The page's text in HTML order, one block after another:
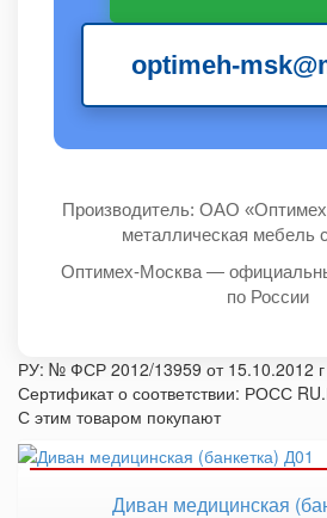
optimeh-
Производитель: ОАО
металлическая мебель
Оптимех-Москва —
по России
РУ: № ФСР 2012/13959 от 15.10.2012 г
Сертификат о соответствии: РОСС
С этим товаром покупают
Диван медицинская